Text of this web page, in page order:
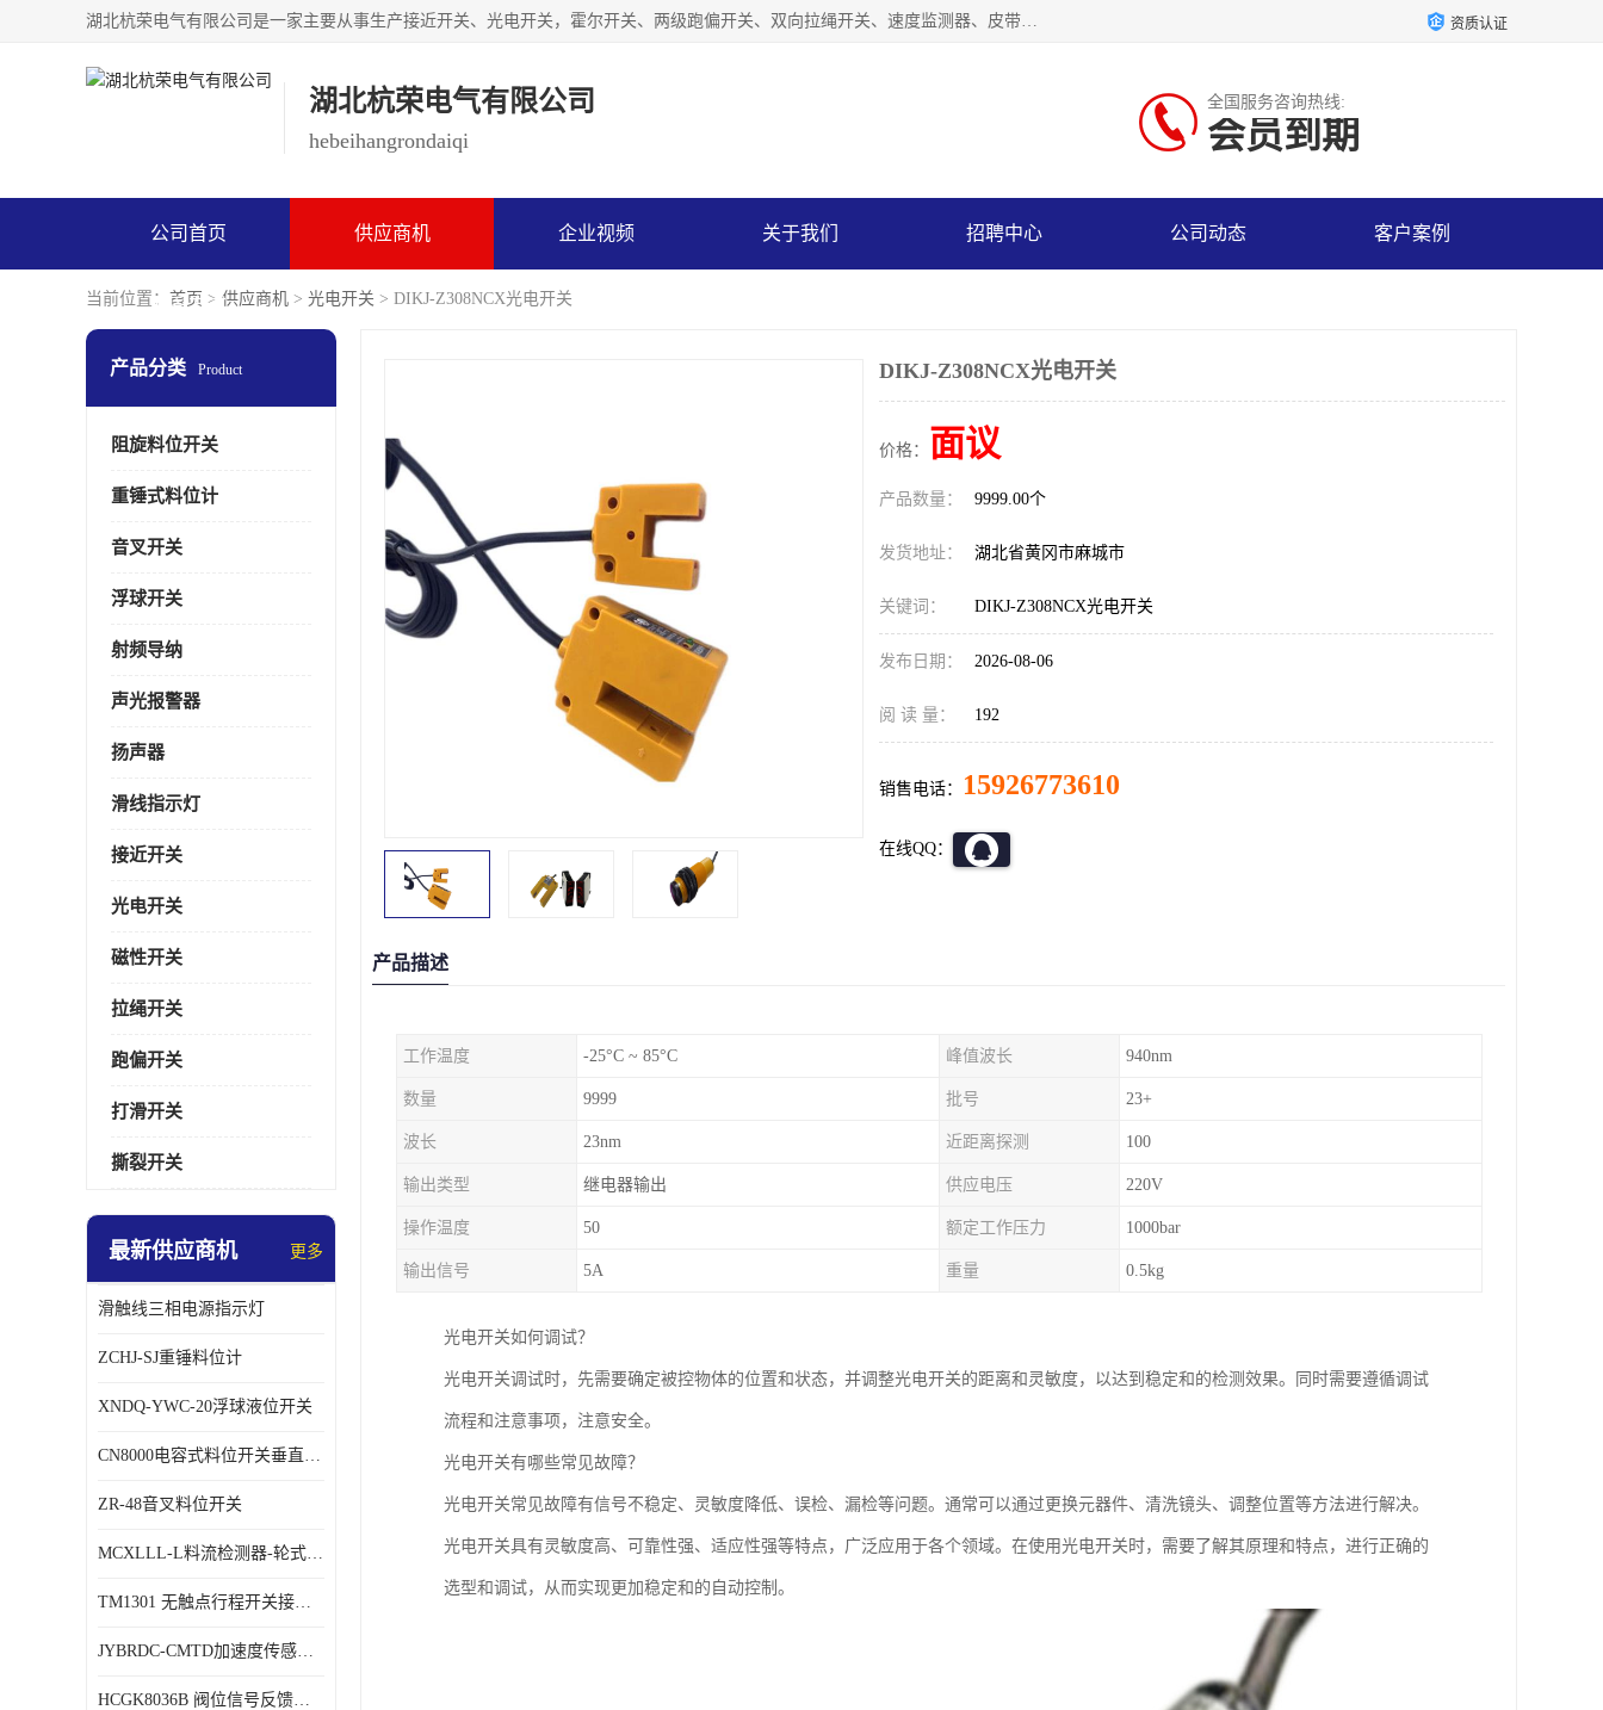
湖北杭荣电气有限公司是一家主要从事生产接近开关、光电开关，霍尔开关、两级跑偏开关、双向拉绳开关、速度监测器、皮带打滑开关、阻旋式料位开关、皮带纵向撕裂开关、溜槽堵塞开关、声光报警器、矿用磁性井筒开关等，主营行业：电气设备、仪器仪表制造, 高低压电器，成套电气设备，矿用防爆机电设备，皮带机综合保护系统，防爆电器，传感器，工矿配件，电器配件，自动化工业机器人的研发，制造，加工销售。 资质认证
湖北杭荣电气有限公司
hebeihangrondaiqi
全国服务咨询热线:
会员到期
公司首页 供应商机 企业视频 关于我们 招聘中心 公司动态 客户案例
联系方式
当前位置： 首页 > 供应商机 > 光电开关 > DIKJ-Z308NCX光电开关
产品分类 Product
阻旋料位开关
重锤式料位计
音叉开关
浮球开关
射频导纳
声光报警器
扬声器
滑线指示灯
接近开关
光电开关
磁性开关
拉绳开关
跑偏开关
打滑开关
撕裂开关
最新供应商机 更多
滑触线三相电源指示灯
ZCHJ-SJ重锤料位计
XNDQ-YWC-20浮球液位开关
CN8000电容式料位开关垂直安装时
ZR-48音叉料位开关
MCXLLL-L料流检测器-轮式煤流信号控制器
TM1301 无触点行程开关接线在交通设备中的稳定性
JYBRDC-CMTD加速度传感器距离远
HCGK8036B 阀位信号反馈装置 限位开关
DIKJ-Z308NCX光电开关
价格： 面议
产品数量： 9999.00个
发货地址： 湖北省黄冈市麻城市
关键词： DIKJ-Z308NCX光电开关
发布日期： 2026-08-06
阅 读 量： 192
销售电话： 15926773610
在线QQ：
产品描述
工作温度 -25°C ~ 85°C 峰值波长 940nm
数量 9999 批号 23+
波长 23nm 近距离探测 100
输出类型 继电器输出 供应电压 220V
操作温度 50 额定工作压力 1000bar
输出信号 5A 重量 0.5kg
光电开关如何调试？
光电开关调试时，先需要确定被控物体的位置和状态，并调整光电开关的距离和灵敏度，以达到稳定和的检测效果。同时需要遵循调试
流程和注意事项，注意安全。
光电开关有哪些常见故障？
光电开关常见故障有信号不稳定、灵敏度降低、误检、漏检等问题。通常可以通过更换元器件、清洗镜头、调整位置等方法进行解决。
光电开关具有灵敏度高、可靠性强、适应性强等特点，广泛应用于各个领域。在使用光电开关时，需要了解其原理和特点，进行正确的
选型和调试，从而实现更加稳定和的自动控制。